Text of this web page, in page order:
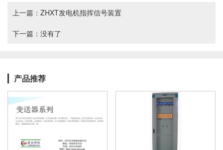
上一篇： ZHXT发电机指挥信号装置
下一篇： 没有了
产品推荐